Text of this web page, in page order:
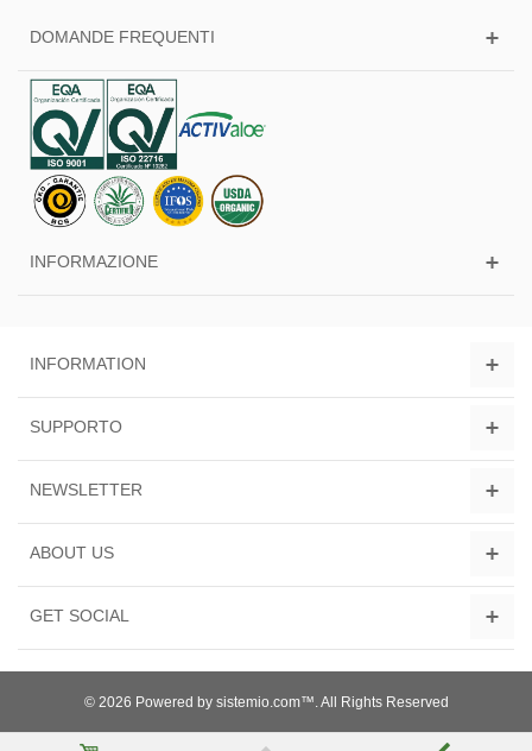
DOMANDE FREQUENTI
INFORMAZIONE
INFORMATION
SUPPORTO
NEWSLETTER
ABOUT US
GET SOCIAL
© 2026 Powered by sistemio.com™. All Rights Reserved